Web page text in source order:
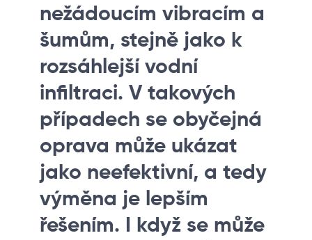
nežádoucím vibracím a
šumům, stejně jako k
rozsáhlejší vodní
infiltraci. V takových
případech se obyčejná
oprava může ukázat
jako neefektivní, a tedy
výměna je lepším
řešením. I když se může